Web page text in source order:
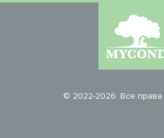
© 2022-2026. Все